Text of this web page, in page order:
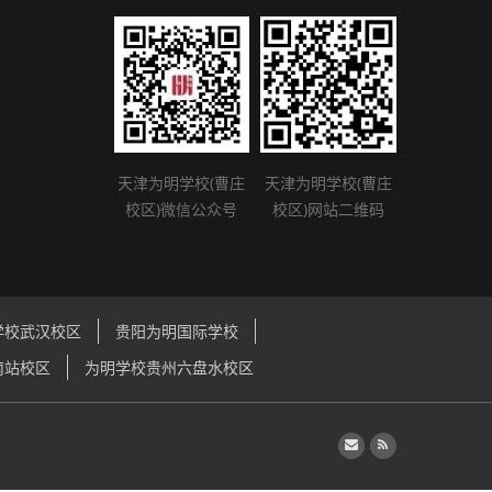
天津为明学校(曹庄
校区)微信公众号
天津为明学校(曹庄
校区)网站二维码
武汉校区
贵阳为明国际学校
校区
为明学校贵州六盘水校区